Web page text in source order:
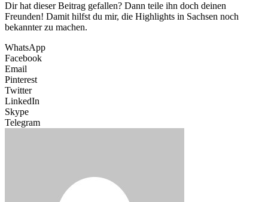
Dir hat dieser Beitrag gefallen? Dann teile ihn doch deinen
Freunden! Damit hilfst du mir, die Highlights in Sachsen noch
bekannter zu machen.
WhatsApp
Facebook
Email
Pinterest
Twitter
LinkedIn
Skype
Telegram